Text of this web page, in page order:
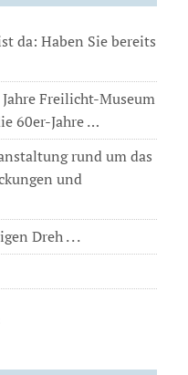
da: Haben Sie bereits
Freilicht-Museum
60er-Jahre …
rund um das
und
Dreh . . .